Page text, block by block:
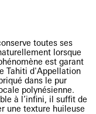
toutes ses
lorsque
est garant
Tahiti d'Appellation
dans le pur
polynésienne.
à l’infini, il suffit de
une texture huileuse